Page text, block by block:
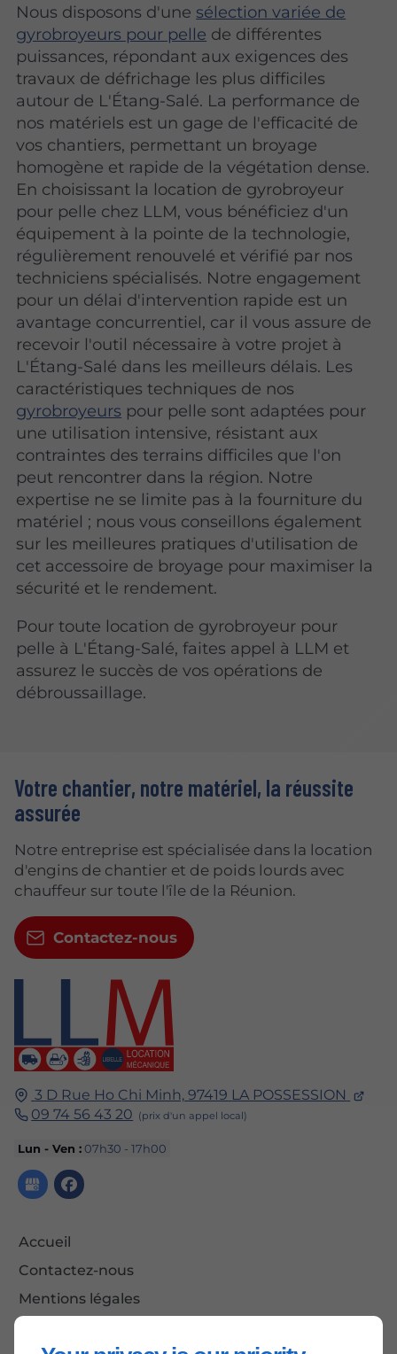
Nous disposons d'une sélection variée de
gyrobroyeurs pour pelle de différentes
puissances, répondant aux exigences des
travaux de défrichage les plus difficiles
autour de L'Étang-Salé. La performance de
nos matériels est un gage de l'efficacité de
vos chantiers, permettant un broyage
homogène et rapide de la végétation dense.
En choisissant la location de gyrobroyeur
pour pelle chez LLM, vous bénéficiez d'un
équipement à la pointe de la technologie,
régulièrement renouvelé et vérifié par nos
techniciens spécialisés. Notre engagement
pour un délai d'intervention rapide est un
avantage concurrentiel, car il vous assure de
recevoir l'outil nécessaire à votre projet à
L'Étang-Salé dans les meilleurs délais. Les
caractéristiques techniques de nos
gyrobroyeurs pour pelle sont adaptées pour
une utilisation intensive, résistant aux
contraintes des terrains difficiles que l'on
peut rencontrer dans la région. Notre
expertise ne se limite pas à la fourniture du
matériel ; nous vous conseillons également
sur les meilleures pratiques d'utilisation de
cet accessoire de broyage pour maximiser la
sécurité et le rendement.
Pour toute location de gyrobroyeur pour
pelle à L'Étang-Salé, faites appel à LLM et
assurez le succès de vos opérations de
débroussaillage.
3 D Rue Ho Chi Minh, 97419 LA POSSESSION
09 74 56 43 20
Lun - Ven : 07h30 - 17h00
Accueil
Contactez-nous
Mentions légales
Votre chantier, notre matériel, la réussite
assurée
Notre entreprise est spécialisée dans la location
d'engins de chantier et de poids lourds avec
chauffeur sur toute l'île de la Réunion.
Contactez-nous